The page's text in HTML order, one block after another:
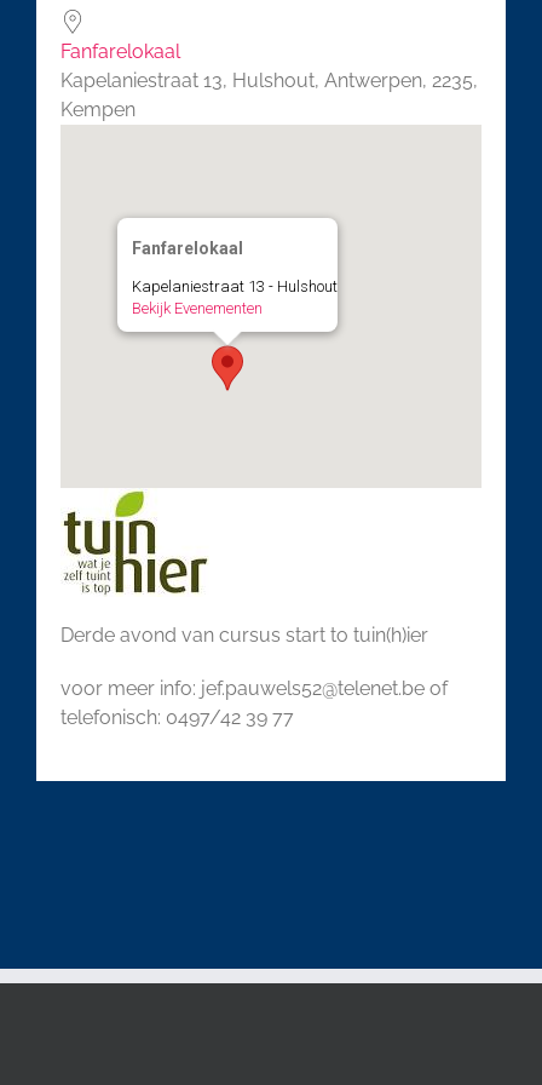
Fanfarelokaal
Kapelaniestraat 13, Hulshout, Antwerpen, 2235,
Kempen
Fanfarelokaal
Kapelaniestraat 13 - Hulshout
Bekijk Evenementen
Derde avond van cursus start to tuin(h)ier
voor meer info: jef.pauwels52@telenet.be of
telefonisch: 0497/42 39 77